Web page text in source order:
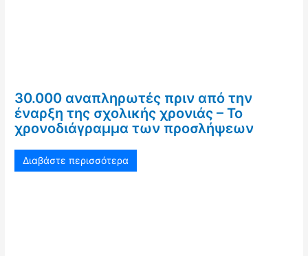
30.000 αναπληρωτές πριν από την
έναρξη της σχολικής χρονιάς – Το
χρονοδιάγραμμα των προσλήψεων
Διαβάστε περισσότερα